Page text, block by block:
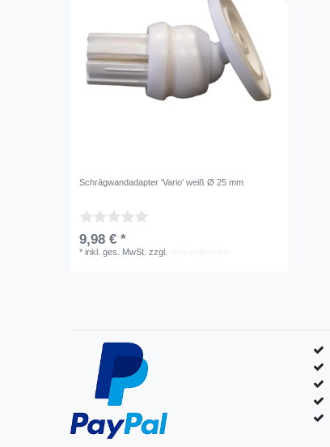
Schrägwandadapter 'Vario' weiß Ø 25 mm
9,98 € *
*inkl. ges. MwSt. zzgl.